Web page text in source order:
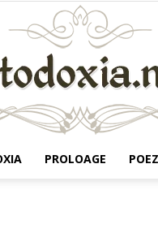
PROLOAGE